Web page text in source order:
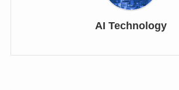
AI Technology